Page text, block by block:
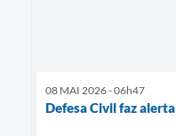
08 MAI 2026 - 06h47
Defesa Civil faz alerta